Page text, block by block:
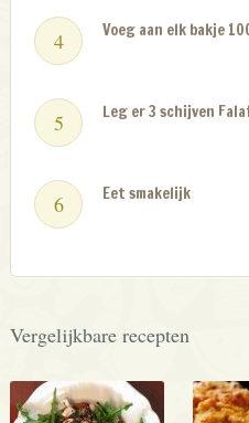
Voeg aan elk bakje
Leg er 3 schijven
Eet smakelijk
Vergelijkbare recepten